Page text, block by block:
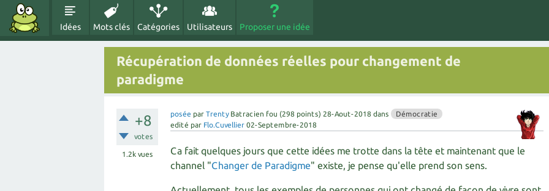
Idées Mots clés Catégories Utilisateurs Proposer une idée
Récupération de données réelles pour changement de
paradigme
+8
votes
1.2kvues
posée par Trenty Batracien fou (298 points) 28-Aout-2018 dans
Démocratie
edité par Flo.Cuvellier 02-Septembre-2018
Ca fait quelques jours que cette idées me trotte dans la tête et maintenant que le
channel "Changer de Paradigme" existe, je pense qu'elle prend son sens.